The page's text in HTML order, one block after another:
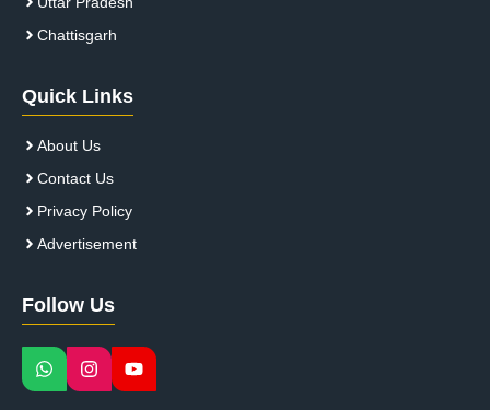
Chattisgarh
Quick Links
About Us
Contact Us
Privacy Policy
Advertisement
Follow Us